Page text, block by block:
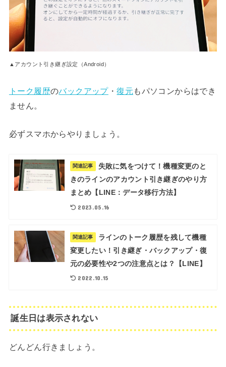
▲アカウント引き継ぎ設定（Android）
トーク履歴のバックアップ・復元 もパソコンからはでき
ません。
必ずスマホからやりましょう。
関連記事
失敗に気をつけて！機種変更のと
きのラインのアカウント引き継ぎのやり方
まとめ【LINE：データ移行方法】
2023.05.16
関連記事
ラインのトーク履歴を残して機種
変更したい！引き継ぎ・バックアップ・復
元の必要性や2つの注意点とは？【LINE】
2022.10.15
誕生日は表示されない
どんどん行きましょう。